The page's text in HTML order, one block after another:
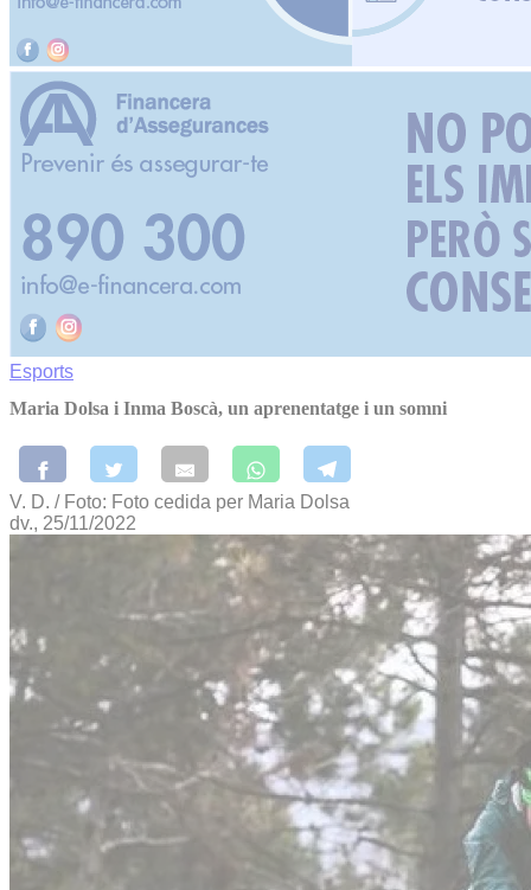
Esports
Maria Dolsa i Inma Boscà, un aprenentatge i un somni
V. D. / Foto: Foto cedida per Maria Dolsa
dv., 25/11/2022